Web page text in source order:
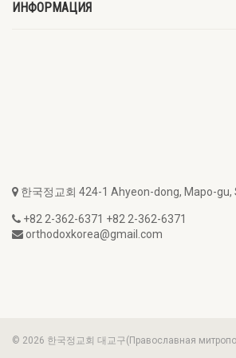
ИНФОРМАЦИЯ
한국정교회 424-1 Ahyeon-dong, Mapo-gu,
+82 2-362-6371 +82 2-362-6371
orthodoxkorea@gmail.com
© 2026 한국정교회 대교구(Православная